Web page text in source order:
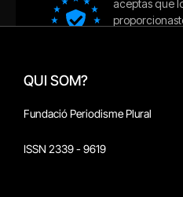
QUI SOM?
Fundació Periodisme Plural
ISSN 2339 - 9619